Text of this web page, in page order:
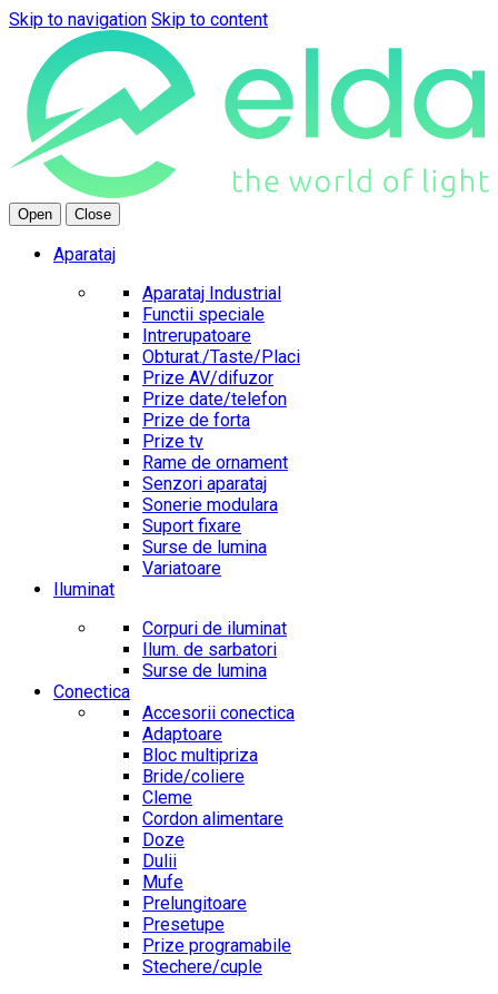
Skip to navigation Skip to content
Open Close
Aparataj
Aparataj Industrial
Functii speciale
Intrerupatoare
Obturat./Taste/Placi
Prize AV/difuzor
Prize date/telefon
Prize de forta
Prize tv
Rame de ornament
Senzori aparataj
Sonerie modulara
Suport fixare
Surse de lumina
Variatoare
Iluminat
Corpuri de iluminat
Ilum. de sarbatori
Surse de lumina
Conectica
Accesorii conectica
Adaptoare
Bloc multipriza
Bride/coliere
Cleme
Cordon alimentare
Doze
Dulii
Mufe
Prelungitoare
Presetupe
Prize programabile
Stechere/cuple